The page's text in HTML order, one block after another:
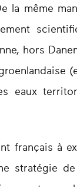
la même
hors
eaux
français à
stratégie